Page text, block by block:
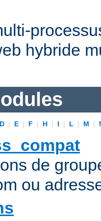
hybride
D | E | F | H | I | L | M |
de
ou